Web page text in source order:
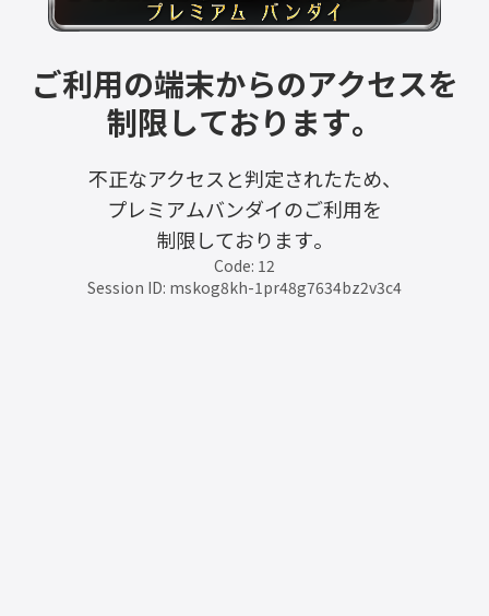
ご利用の端末からのアクセスを
制限しております。
不正なアクセスと判定されたため、
プレミアムバンダイのご利用を
制限しております。
Code: 12
Session ID: mskog8kh-1pr48g7634bz2v3c4